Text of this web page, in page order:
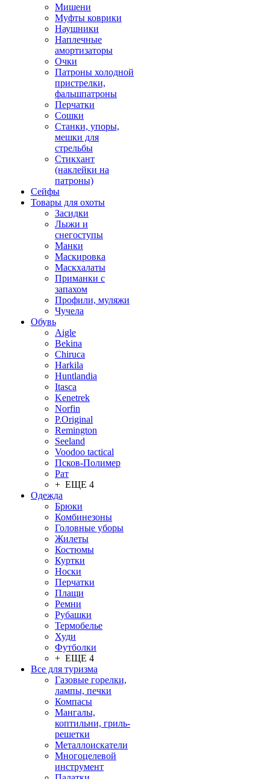
Мишени
Муфты коврики
Наушники
Наплечные
амортизаторы
Очки
Патроны холодной
пристрелки,
фальшпатроны
Перчатки
Сошки
Станки, упоры,
мешки для
стрельбы
Стикхант
(наклейки на
патроны)
Сейфы
Товары для охоты
Засидки
Лыжи и
снегоступы
Манки
Маскировка
Маскхалаты
Приманки с
запахом
Профили, муляжи
Чучела
Обувь
Aigle
Bekina
Chiruсa
Harkila
Huntlandia
Itasca
Kenetrek
Norfin
P.Original
Remington
Seeland
Voodoo tactical
Псков-Полимер
Рат
+ ЕЩЕ 4
Одежда
Брюки
Комбинезоны
Головные уборы
Жилеты
Костюмы
Куртки
Носки
Перчатки
Плащи
Ремни
Рубашки
Термобелье
Худи
Футболки
+ ЕЩЕ 4
Все для туризма
Газовые горелки,
лампы, печки
Компасы
Мангалы,
коптильни, гриль-
решетки
Металлоискатели
Многоцелевой
инструмент